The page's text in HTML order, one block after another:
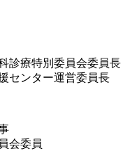
診療特別委員会委員長
センター運営委員長
会委員